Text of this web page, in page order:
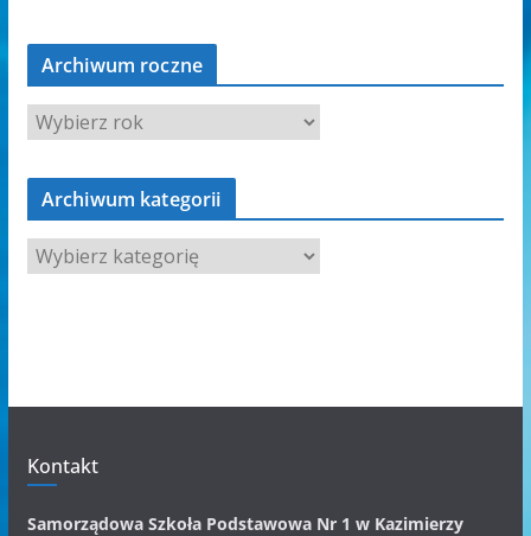
Archiwum roczne
Archiwum kategorii
A
r
m
k
a
Kontakt
Samorządowa Szkoła Podstawowa Nr 1 w Kazimierzy